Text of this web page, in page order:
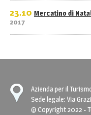
23.10
2017
Mercatino di
Azienda per il
Sede legale: Via
© Copyright 2022 -